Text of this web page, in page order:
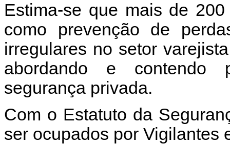
Estima-se que mais de
como prevenção de
irregulares no setor
abordando e contendo
segurança privada.
Com o Estatuto da
ser ocupados por Vigilantes